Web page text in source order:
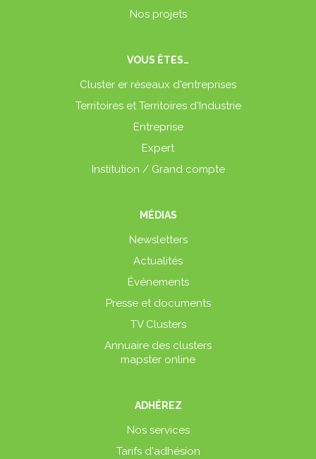
Nos projets
VOUS ÊTES…
Cluster er réseaux d'entreprises
Territoires et Territoires d'Industrie
Entreprise
Expert
Institution / Grand compte
MÉDIAS
Newsletters
Actualités
Événements
Presse et documents
TV Clusters
Annuaire des clusters
mapster online
ADHÉREZ
Nos services
Tarifs d'adhésion